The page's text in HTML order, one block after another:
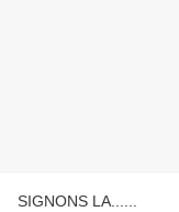
SIGNONS LA......